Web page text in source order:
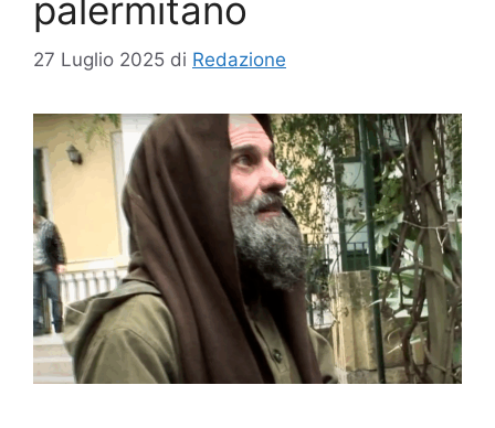
palermitano
27 Luglio 2025 di Redazione